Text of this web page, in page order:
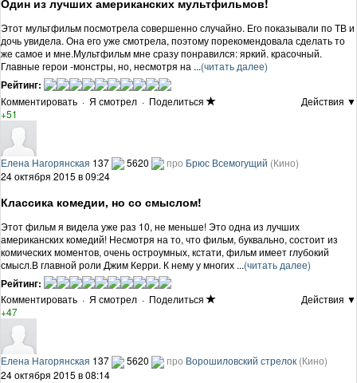
Этот мультфильм посмотрела совершенно случайно. Его показывали по ТВ и
дочь увидела. Она его уже смотрела, поэтому порекомендовала сделать то
же самое и мне.Мультфильм мне сразу понравился: яркий. красочный.
Главные герои -монстры, но, несмотря на ...(читать далее)
Рейтинг:
Комментировать · Я смотрел · Поделиться
Действия ▼
+51
Елена Нагорянская 137 5620 про Брюс Всемогущий (Кино)
24 октября 2015 в 09:24
Классика комедии, но со смыслом!
Этот фильм я видела уже раз 10, не меньше! Это одна из лучших
американских комедий! Несмотря на то, что фильм, буквально, состоит из
комических моментов, очень остроумных, кстати, фильм имеет глубокий
смысл.В главной роли Джим Керри. К нему у многих ...(читать далее)
Рейтинг:
Комментировать · Я смотрел · Поделиться
Действия ▼
+47
Елена Нагорянская 137 5620 про Ворошиловский стрелок (Кино)
24 октября 2015 в 08:14